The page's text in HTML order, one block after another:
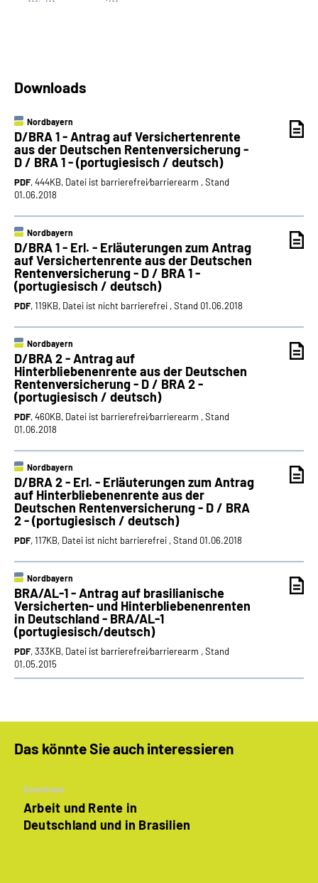
Downloads
Nordbayern
D/BRA 1 - Antrag auf Versichertenrente
aus der Deutschen Rentenversicherung -
D / BRA 1 - (portugiesisch / deutsch)
PDF, 444KB, Datei ist barrierefrei⁄barrierearm , Stand
01.06.2018
Nordbayern
D/BRA 1 - Erl. - Erläuterungen zum Antrag
auf Versichertenrente aus der Deutschen
Rentenversicherung - D / BRA 1 -
(portugiesisch / deutsch)
PDF, 119KB, Datei ist nicht barrierefrei , Stand 01.06.2018
Nordbayern
D/BRA 2 - Antrag auf
Hinterbliebenenrente aus der Deutschen
Rentenversicherung - D / BRA 2 -
(portugiesisch / deutsch)
PDF, 460KB, Datei ist barrierefrei⁄barrierearm , Stand
01.06.2018
Nordbayern
D/BRA 2 - Erl. - Erläuterungen zum Antrag
auf Hinterbliebenenrente aus der
Deutschen Rentenversicherung - D / BRA
2 - (portugiesisch / deutsch)
PDF, 117KB, Datei ist nicht barrierefrei , Stand 01.06.2018
Nordbayern
BRA/AL-1 - Antrag auf brasilianische
Versicherten- und Hinterbliebenenrenten
in Deutschland - BRA/AL-1
(portugiesisch/deutsch)
PDF, 333KB, Datei ist barrierefrei⁄barrierearm , Stand
01.05.2015
Das könnte Sie auch interessieren
Download
Arbeit und Rente in
Deutschland und in Brasilien